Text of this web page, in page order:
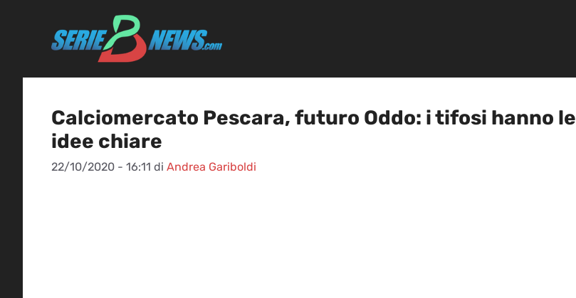
Calciomercato Pescara, futuro Oddo: i tifosi hanno le
idee chiare
22/10/2020 - 16:11 di Andrea Gariboldi